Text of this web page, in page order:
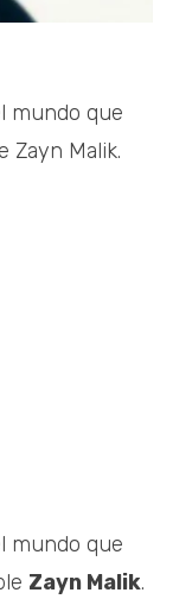
mundo que
Zayn Malik.
mundo que
Zayn Malik.